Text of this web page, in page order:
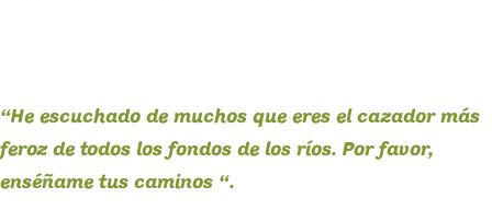
“He escuchado de muchos que eres el cazador más
feroz de todos los fondos de los ríos. Por favor,
enséñame tus caminos “.